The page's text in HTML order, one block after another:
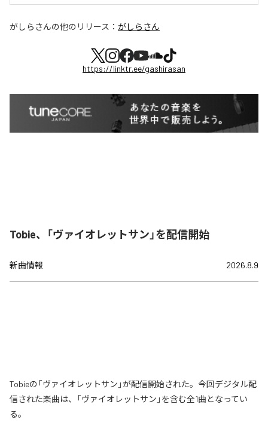
がしらさんの他のリリース： がしらさん
https://linktr.ee/gashirasan
Tobie、「ヴァイオレットサン」を配信開始
新曲情報 2026.8.9
Tobieの「ヴァイオレットサン」が配信開始された。今回デジタル配
信された楽曲は、「ヴァイオレットサン」を含む全1曲となってい
る。